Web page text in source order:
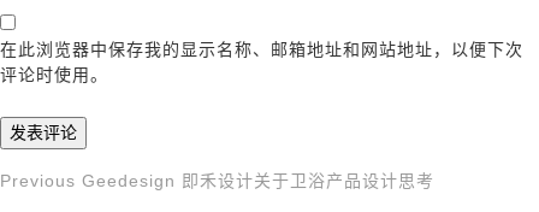
在此浏览器中保存我的显示名称、邮箱地址和网站地址，以便下次
评论时使用。
文
Previous
Previous Geedesign 即禾设计关于卫浴产品设计思考